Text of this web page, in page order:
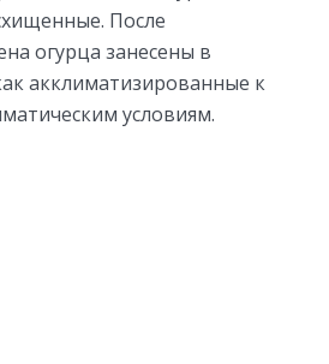
После
огурца занесены в
акклиматизированные к
условиям.